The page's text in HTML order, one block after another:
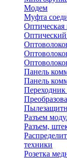
Модем
Муфта
Оптическая
Оптический
Панель
Панель
Разъем
Разъем,
техники
Розетка